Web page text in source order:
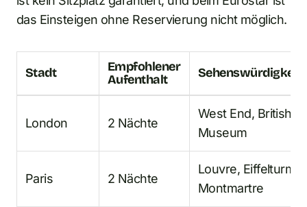
das Einsteigen ohne Reservierung nicht möglich.
Stadt
Empfohlener
Aufenthalt
London 2 Nächte
West End, British
Museum
Paris 2 Nächte
Louvre, Eiffelturm,
Montmartre